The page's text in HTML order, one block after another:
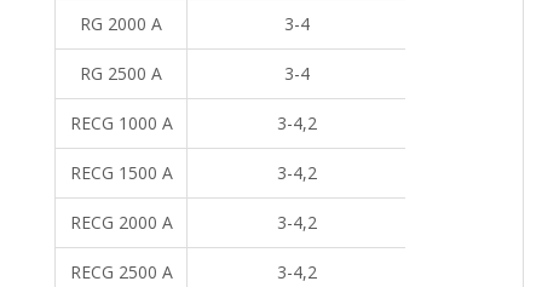
RG 2000 A 3-4
RG 2500 A 3-4
RECG 1000 A 3-4,2
RECG 1500 A 3-4,2
RECG 2000 A 3-4,2
RECG 2500 A 3-4,2